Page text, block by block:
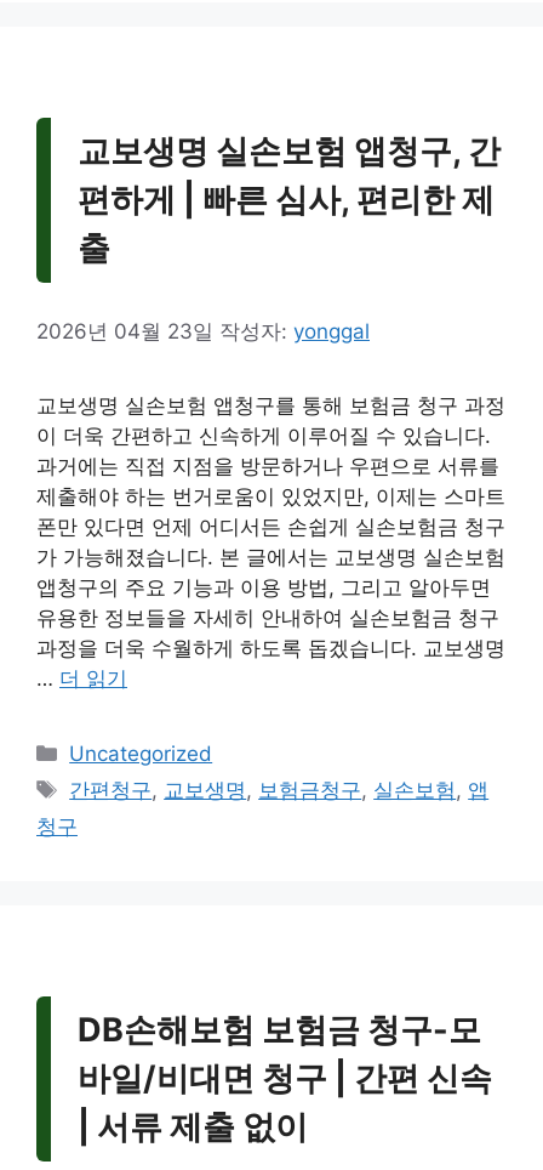
교보생명 실손보험 앱청구, 간
편하게 | 빠른 심사, 편리한 제
출
2026년 04월 23일 작성자: yonggal
교보생명 실손보험 앱청구를 통해 보험금 청구 과정
이 더욱 간편하고 신속하게 이루어질 수 있습니다.
과거에는 직접 지점을 방문하거나 우편으로 서류를
제출해야 하는 번거로움이 있었지만, 이제는 스마트
폰만 있다면 언제 어디서든 손쉽게 실손보험금 청구
가 가능해졌습니다. 본 글에서는 교보생명 실손보험
앱청구의 주요 기능과 이용 방법, 그리고 알아두면
유용한 정보들을 자세히 안내하여 실손보험금 청구
과정을 더욱 수월하게 하도록 돕겠습니다. 교보생명
… 더 읽기
카
테
리
Uncategorized
태
그
간편청구, 교보생명, 보험금청구, 실손보험, 앱
청구
DB손해보험 보험금 청구-모
바일/비대면 청구 | 간편 신속
| 서류 제출 없이